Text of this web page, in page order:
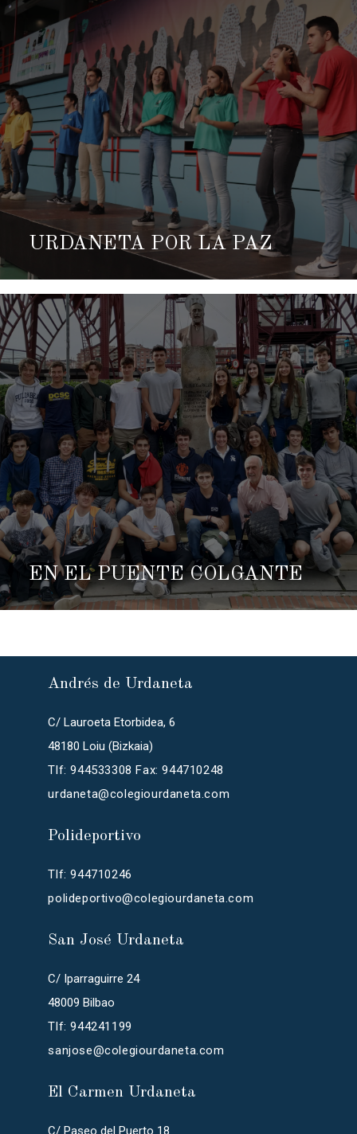
URDANETA POR LA PAZ
EN EL PUENTE COLGANTE
Andrés de Urdaneta
C/ Lauroeta Etorbidea, 6
48180 Loiu (Bizkaia)
Tlf: 944533308 Fax: 944710248
urdaneta@colegiourdaneta.com
Polideportivo
Tlf: 944710246
polideportivo@colegiourdaneta.com
San José Urdaneta
C/ Iparraguirre 24
48009 Bilbao
Tlf: 944241199
sanjose@colegiourdaneta.com
El Carmen Urdaneta
C/ Paseo del Puerto 18